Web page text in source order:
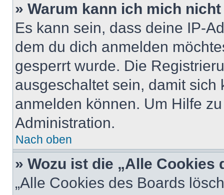
» Warum kann ich mich
Es kann sein, dass deine IP-
dem du dich anmelden
gesperrt wurde. Die
ausgeschaltet sein, damit
anmelden können. Um Hilfe
Administration.
Nach oben
» Wozu ist die „Alle
„Alle Cookies des Boards